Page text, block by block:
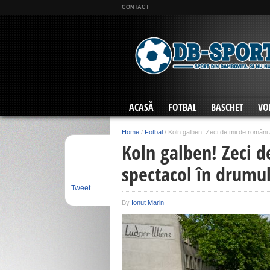
CONTACT
ACASĂ FOTBAL BASCHET
Home / Fotbal / Koln galben! Zeci de mii de
Koln galben! Zeci
spectacol în
By Ionut Marin
Tweet